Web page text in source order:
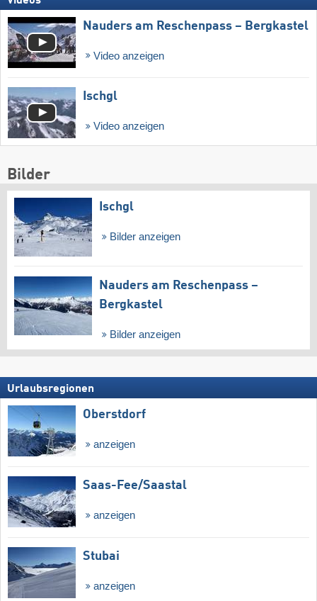
Nauders am Reschenpass – Bergkastel
Video anzeigen
Ischgl
Video anzeigen
Bilder
Ischgl
Bilder anzeigen
Nauders am Reschenpass –
Bergkastel
Bilder anzeigen
Urlaubsregionen
Oberstdorf
anzeigen
Saas-Fee/​Saastal
anzeigen
Stubai
anzeigen